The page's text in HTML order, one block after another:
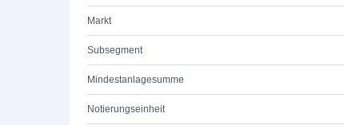
Markt
Subsegment
Mindestanlagesumme
Notierungseinheit